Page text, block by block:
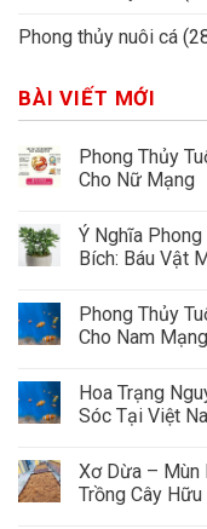
Phong thủy nuôi cá
BÀI VIẾT MỚI
Phong Thủy
Cho Nữ Mạng
Ý Nghĩa
Bích: Báu Vật
Phong Thủy
Cho Nam Mạng
Hoa Trạng
Sóc Tại Việt
Xơ Dừa – Mùn
Trồng Cây Hữu